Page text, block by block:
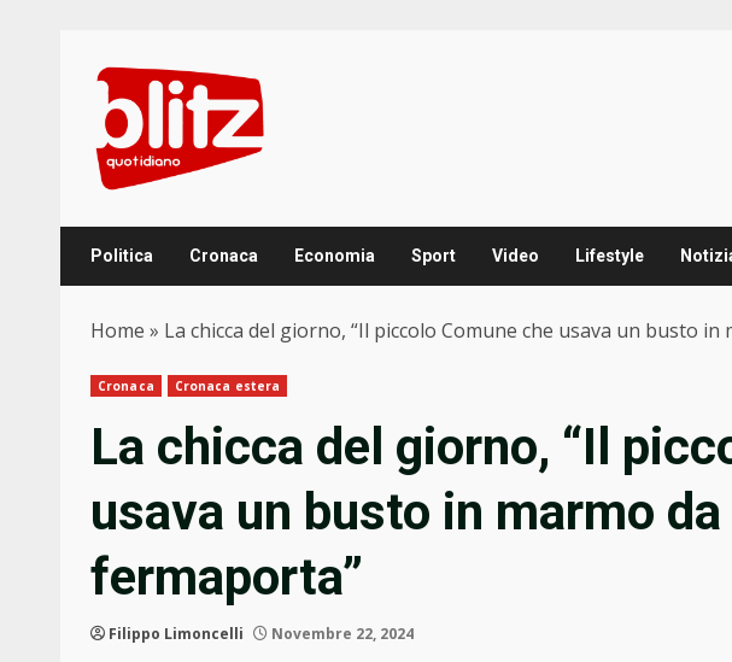
content
Politica Cronaca Economia Sport Video Lifestyle
Home » La chicca del giorno, “Il piccolo Comune che usava un busto
Cronaca Cronaca estera
La chicca del giorno, “Il
usava un busto in marmo
fermaporta”
Filippo Limoncelli Novembre 22, 2024